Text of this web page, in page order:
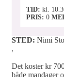
TID kl.
PRIS 0
STED: Nimi
,
Det koster kr
både mandager